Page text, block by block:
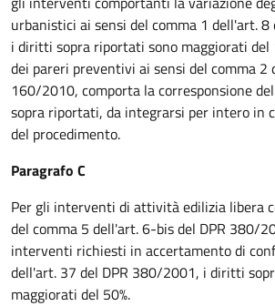
urbanistici ai sensi del comma 1 dell'art.
i diritti sopra riportati sono maggiorati del
dei pareri preventivi ai sensi del comma 2
160/2010, comporta la corresponsione
sopra riportati, da integrarsi per intero in
del procedimento.
Paragrafo C
Per gli interventi di attività edilizia libera
del comma 5 dell'art. 6-bis del DPR 380/
interventi richiesti in accertamento di
dell'art. 37 del DPR 380/2001, i diritti
maggiorati del 50%.